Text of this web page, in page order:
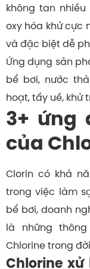
không tan
oxy hóa khử cực
và đặc biệt dễ
Ứng dụng sản
bể bơi, nước
hoạt, tẩy uế, khử
3+ ứng
của
Clorin có khả
trong việc làm
bể bơi, doanh
là những
Chlorine trong
Chlorine xử